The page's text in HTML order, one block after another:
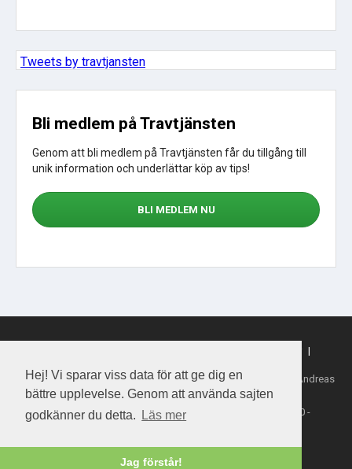
Hej! Vi sparar viss data för att ge dig en
bättre upplevelse. Genom att använda sajten
godkänner du detta.
Läs mer
Jag förstår!
Tweets by travtjansten
Bli medlem på Travtjänsten
Genom att bli medlem på Travtjänsten får du tillgång till
unik information och underlättar köp av tips!
BLI MEDLEM NU
|
Tillhandahållare: Daytime Media House AB, Ansvarig utgivare: Andreas
Henriksson
Copyright 2026 Daytime Media House AB 556763-4828
Spel från ATG - Åldersgräns 18 år - Stödlinjen 020-81 91 00 -
Spelalagom.se